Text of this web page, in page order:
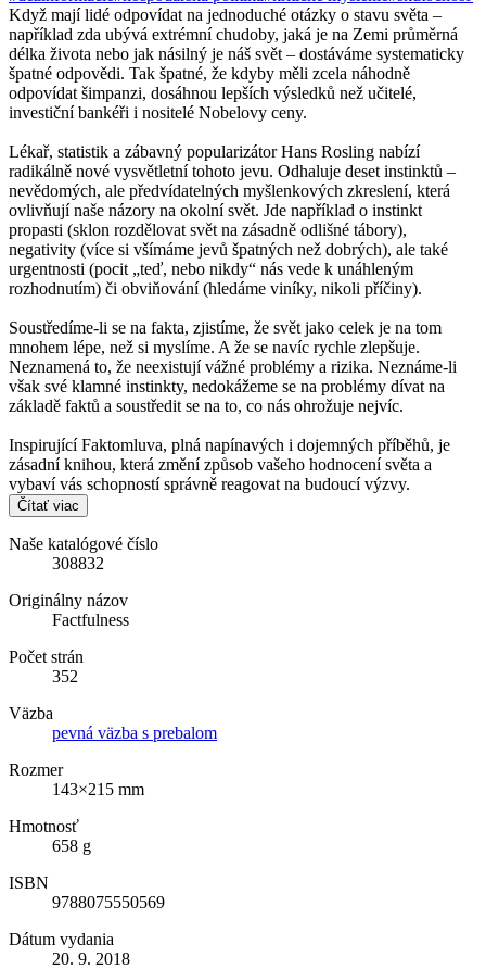
Když mají lidé odpovídat na jednoduché otázky o stavu světa –
například zda ubývá extrémní chudoby, jaká je na Zemi průměrná
délka života nebo jak násilný je náš svět – dostáváme systematicky
špatné odpovědi. Tak špatné, že kdyby měli zcela náhodně
odpovídat šimpanzi, dosáhnou lepších výsledků než učitelé,
investiční bankéři i nositelé Nobelovy ceny.
Lékař, statistik a zábavný popularizátor Hans Rosling nabízí
radikálně nové vysvětletní tohoto jevu. Odhaluje deset instinktů –
nevědomých, ale předvídatelných myšlenkových zkreslení, která
ovlivňují naše názory na okolní svět. Jde například o instinkt
propasti (sklon rozdělovat svět na zásadně odlišné tábory),
negativity (více si všímáme jevů špatných než dobrých), ale také
urgentnosti (pocit „teď, nebo nikdy“ nás vede k unáhleným
rozhodnutím) či obviňování (hledáme viníky, nikoli příčiny).
Soustředíme-li se na fakta, zjistíme, že svět jako celek je na tom
mnohem lépe, než si myslíme. A že se navíc rychle zlepšuje.
Neznamená to, že neexistují vážné problémy a rizika. Neznáme-li
však své klamné instinkty, nedokážeme se na problémy dívat na
základě faktů a soustředit se na to, co nás ohrožuje nejvíc.
Inspirující Faktomluva, plná napínavých i dojemných příběhů, je
zásadní knihou, která změní způsob vašeho hodnocení světa a
vybaví vás schopností správně reagovat na budoucí výzvy.
Čítať viac
Naše katalógové číslo
308832
Originálny názov
Factfulness
Počet strán
352
Väzba
pevná väzba s prebalom
Rozmer
143×215 mm
Hmotnosť
658 g
ISBN
9788075550569
Dátum vydania
20. 9. 2018